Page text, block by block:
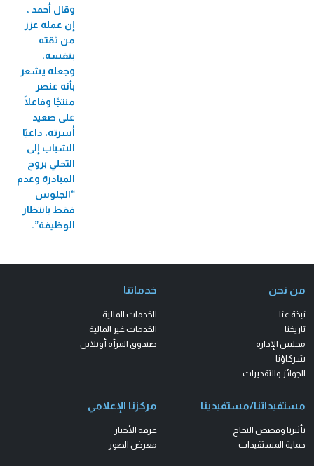
وقال أحمد ،
إن عمله عزز
من ثقته
بنفسه،
وجعله يشعر
بأنه عنصر
منتجًا وفاعلًا
على صعيد
أسرته، داعيًا
الشباب إلى
التحلي بروح
المبادرة وعدم
“الجلوس
فقط بانتظار
الوظيفة”.
من نحن
نبذة عنا
تاريخنا
مجلس الإدارة
شركاؤنا
الجوائز والتقديرات
خدماتنا
الخدمات المالية
الخدمات غير المالية
صندوق المرأة أونلاين
مستفيداتنا/مستفيدينا
تأثيرنا وقصص النجاح
حماية المستفيدات
مركزنا الإعلامي
غرفة الأخبار
معرض الصور